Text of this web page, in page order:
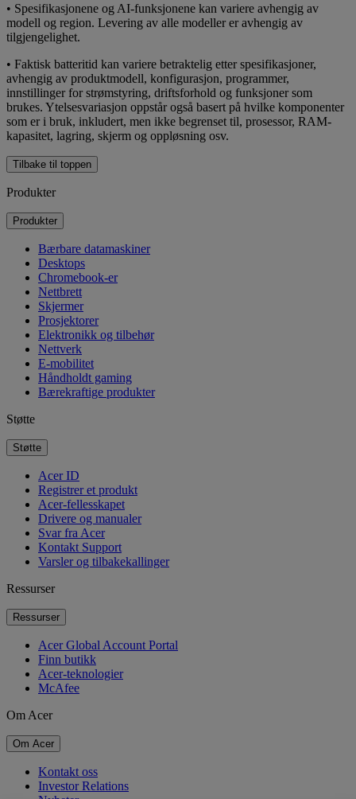
• Spesifikasjonene og AI-funksjonene kan variere avhengig av
modell og region. Levering av alle modeller er avhengig av
tilgjengelighet.
• Faktisk batteritid kan variere betraktelig etter spesifikasjoner,
avhengig av produktmodell, konfigurasjon, programmer,
innstillinger for strømstyring, driftsforhold og funksjoner som
brukes. Ytelsesvariasjon oppstår også basert på hvilke komponenter
som er i bruk, inkludert, men ikke begrenset til, prosessor, RAM-
kapasitet, lagring, skjerm og oppløsning osv.
Tilbake til toppen
Produkter
Produkter
Bærbare datamaskiner
Desktops
Chromebook-er
Nettbrett
Skjermer
Prosjektorer
Elektronikk og tilbehør
Nettverk
E-mobilitet
Håndholdt gaming
Bærekraftige produkter
Støtte
Støtte
Acer ID
Registrer et produkt
Acer-fellesskapet
Drivere og manualer
Svar fra Acer
Kontakt Support
Varsler og tilbakekallinger
Ressurser
Ressurser
Acer Global Account Portal
Finn butikk
Acer-teknologier
McAfee
Om Acer
Om Acer
Kontakt oss
Investor Relations